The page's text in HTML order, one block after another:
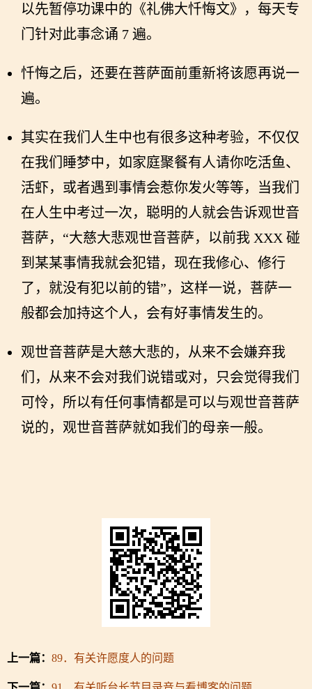
以先暂停功课中的《礼佛大忏悔文》，每天专
门针对此事念诵 7 遍。
忏悔之后，还要在菩萨面前重新将该愿再说一
遍。
其实在我们人生中也有很多这种考验，不仅仅
在我们睡梦中，如家庭聚餐有人请你吃活鱼、
活虾，或者遇到事情会惹你发火等等，当我们
在人生中考过一次，聪明的人就会告诉观世音
菩萨，“大慈大悲观世音菩萨，以前我 XXX 碰
到某某事情我就会犯错，现在我修心、修行
了，就没有犯以前的错”，这样一说，菩萨一
般都会加持这个人，会有好事情发生的。
观世音菩萨是大慈大悲的，从来不会嫌弃我
们，从来不会对我们说错或对，只会觉得我们
可怜，所以有任何事情都是可以与观世音菩萨
说的，观世音菩萨就如我们的母亲一般。
上一篇： 89．有关许愿度人的问题